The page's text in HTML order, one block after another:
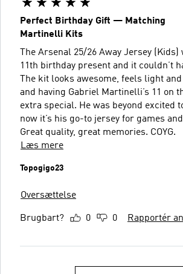
Perfect Birthday Gift — Matching
Martinelli Kits
The Arsenal 25/26 Away Jersey (Kids)
11th birthday present and it couldn’t
The kit looks awesome, feels light
and having Gabriel Martinelli’s 11 on
extra special. He was beyond excited
now it’s his go-to jersey for games
Great quality, great memories. COYG.
Læs mere
Topogigo23
Oversættelse
Brugbart? 0 0 Rapportér